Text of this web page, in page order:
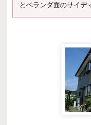
とベランダ面のサイデ